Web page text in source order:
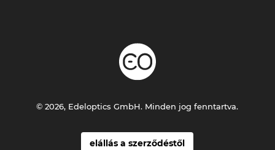
elállás a szerződéstől
© 2026, Edeloptics GmbH. Minden jog fenntartva.